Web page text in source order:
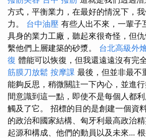
方式，平衡業力，在最好的情況下，
力。 台中油壓 有些人出不來，一輩子
具身的業力工廠，聽起來很奇怪，但
繫他們上層建築的砂漿。 台北高級外
復 體能可以恢復，但我還遠遠沒有完
筋膜刀放鬆 按摩課 最後，但並非最不
能夠反思，稍微關註一下內心，並進
間意識到這一點，即使不是每個人都
觸及了它。 招標的目的是創建一個資
的政治和國家結構、匈牙利最高政治
起源和構成、他們的動員以及未來...